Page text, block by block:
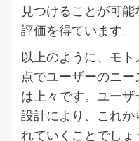
見つけることが可
評価を得ています。
以上のように、モ
点でユーザーのニ
は上々です。ユー
設計により、これ
れていくことでしょ